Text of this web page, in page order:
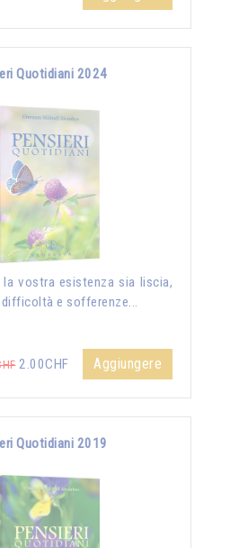
Quotidiani 2024
vostra esistenza sia liscia,
e sofferenze...
2.00CHF Aggiungere
Quotidiani 2019